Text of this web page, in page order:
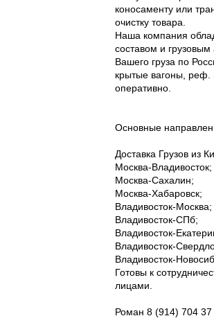
коносаменту или
очистку товара.
Наша компания
составом и
Вашего груза по
крытые вагоны, реф.
оперативно.
Основные
Доставка Грузов из
Москва-Владивосток;
Москва-Сахалин;
Москва-Хабаровск;
Владивосток-Москва;
Владивосток-СПб;
Владивосток-
Владивосток-
Владивосток-
Готовы к
лицами.
Роман 8 (914) 704 37